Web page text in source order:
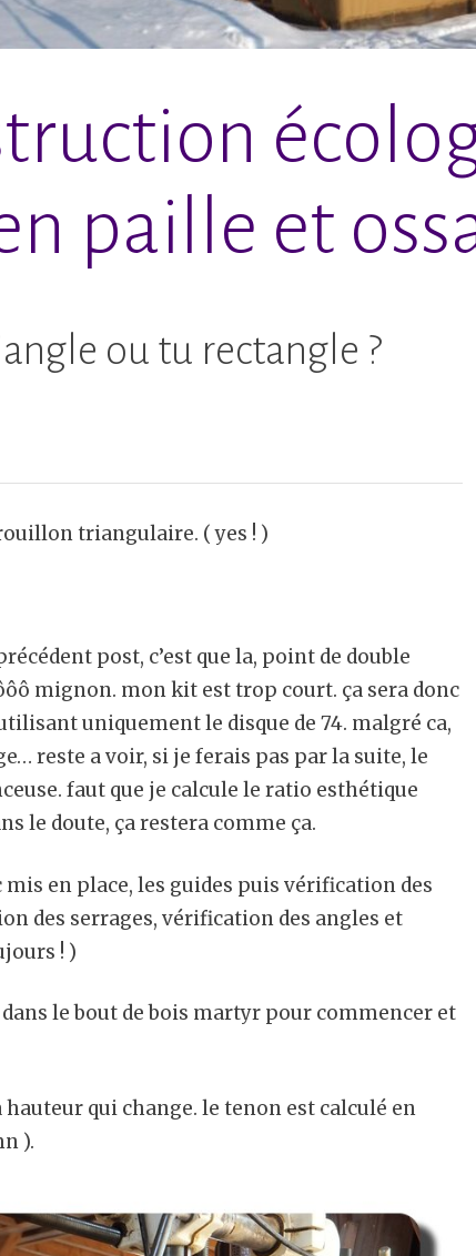
paille et
ou tu rectangle ?
triangulaire. ( yes ! )
post, c’est que la, point de double
mignon. mon kit est trop court. ça sera donc
uniquement le disque de 74. malgré ca,
reste a voir, si je ferais pas par la suite, le
faut que je calcule le ratio esthétique
le doute, ça restera comme ça.
en place, les guides puis vérification des
des serrages, vérification des angles et
! )
le bout de bois martyr pour commencer et
qui change. le tenon est calculé en
).